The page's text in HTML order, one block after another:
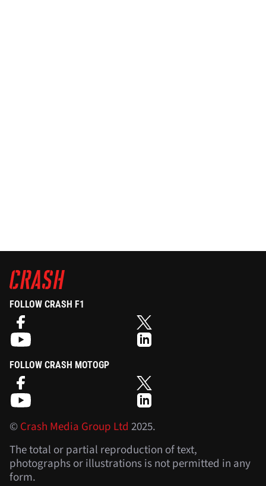
FOLLOW CRASH F1
FOLLOW CRASH MOTOGP
©Crash Media Group Ltd 2025.
The total or partial reproduction of text,
photographs or illustrations is not permitted in any
form.